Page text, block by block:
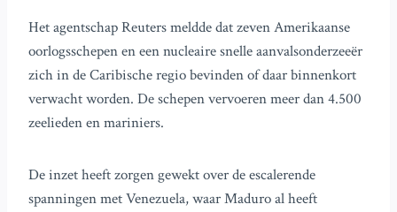
Het agentschap Reuters meldde dat zeven Amerikaanse
oorlogsschepen en een nucleaire snelle aanvalsonderzeeër
zich in de Caribische regio bevinden of daar binnenkort
verwacht worden. De schepen vervoeren meer dan 4.500
zeelieden en mariniers.
De inzet heeft zorgen gewekt over de escalerende
spanningen met Venezuela, waar Maduro al heeft